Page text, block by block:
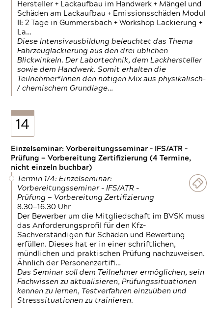
Hersteller + Lackaufbau im Handwerk + Mängel und
Schäden am Lackaufbau + Emissionsschäden Modul
II: 2 Tage in Gummersbach + Workshop Lackierung +
La…
Diese Intensivausbildung beleuchtet das Thema
Fahrzeuglackierung aus den drei üblichen
Blickwinkeln. Der Labortechnik, dem Lackhersteller
sowie dem Handwerk. Somit erhalten die
Teilnehmer*Innen den nötigen Mix aus physikalisch-
/ chemischem Grundlage…
14
Einzelseminar: Vorbereitungsseminar - IFS/ATR -
Prüfung — Vorbereitung Zertifizierung (4 Termine,
nicht einzeln buchbar)
Termin 1/4: Einzelseminar:
Vorbereitungsseminar - IFS/ATR -
Prüfung — Vorbereitung Zertifizierung
8.30—16.30 Uhr
Der Bewerber um die Mitgliedschaft im BVSK muss
das Anforderungsprofil für den Kfz-
Sachverständigen für Schäden und Bewertung
erfüllen. Dieses hat er in einer schriftlichen,
mündlichen und praktischen Prüfung nachzuweisen.
Ähnlich der Personenzertifi…
Das Seminar soll dem Teilnehmer ermöglichen, sein
Fachwissen zu aktualisieren, Prüfungssituationen
kennen zu lernen, Testverfahren einzuüben und
Stresssituationen zu trainieren.